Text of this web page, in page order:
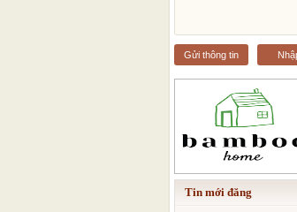
Gửi thông tin
Tin mới đăng